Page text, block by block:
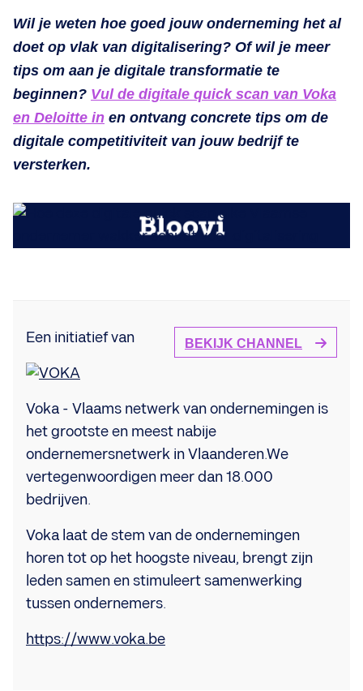
Wil je weten hoe goed jouw onderneming het al
doet op vlak van digitalisering? Of wil je meer
tips om aan je digitale transformatie te
beginnen? Vul de digitale quick scan van Voka
en Deloitte in en ontvang concrete tips om de
digitale competitiviteit van jouw bedrijf te
versterken.
BEKIJK CHANNEL
Een initiatief van
Voka - Vlaams netwerk van ondernemingen is
het grootste en meest nabije
ondernemersnetwerk in Vlaanderen.We
vertegenwoordigen meer dan 18.000
bedrijven.
Voka laat de stem van de ondernemingen
horen tot op het hoogste niveau, brengt zijn
leden samen en stimuleert samenwerking
tussen ondernemers.
https://www.voka.be